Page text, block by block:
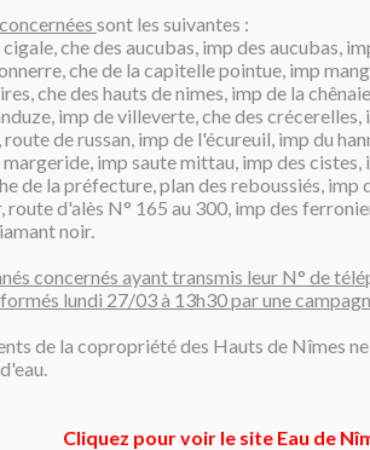
sont les suivantes :
cigale, che des aucubas, imp des aucubas,
che de la capitelle pointue, imp
che des hauts de nimes, imp de la
imp de villeverte, che des crécerelles,
de russan, imp de l'écureuil, imp du
margeride, imp saute mittau, imp des cistes,
de la préfecture, plan des reboussiés, imp
route d'alès N° 165 au 300, imp des
noir.
concernés ayant transmis leur N° de
lundi 27/03 à 13h30 par une
de la copropriété des Hauts de Nîmes
Cliquez pour voir le site Eau de